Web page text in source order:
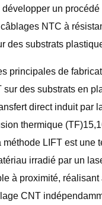
un
NTC à
des substrats
principales de
sur des substrats en
direct induit par
thermique
méthode LIFT est une
irradié par un
à proximité,
CNT